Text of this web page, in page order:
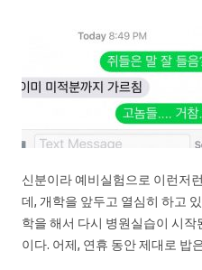
신분이라 예비실험으로 이런저
데, 개학을 앞두고 열심히 하고
학을 해서 다시 병원실습이 시
이다. 어제, 연휴 동안 제대로 밥